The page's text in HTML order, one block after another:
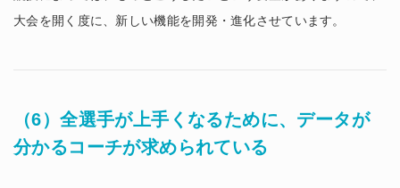
大会を開く度に、新しい機能を開発・進化させています。
（6）全選手が上手くなるために、データが
分かるコーチが求められている